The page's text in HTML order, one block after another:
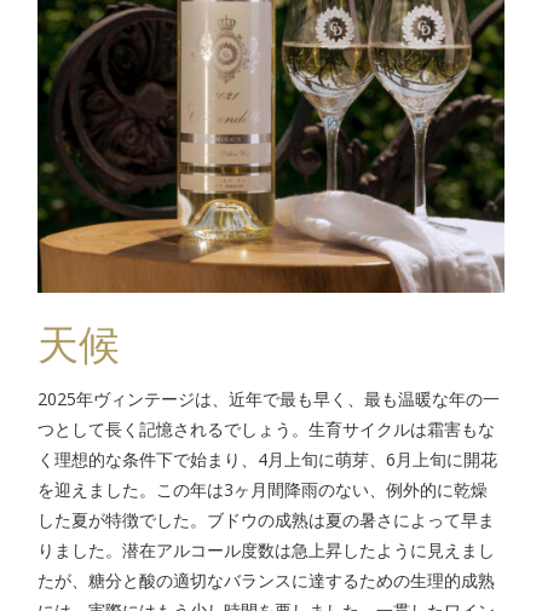
天候
2025年ヴィンテージは、近年で最も早く、最も温暖な年の一
つとして長く記憶されるでしょう。生育サイクルは霜害もな
く理想的な条件下で始まり、4月上旬に萌芽、6月上旬に開花
を迎えました。この年は3ヶ月間降雨のない、例外的に乾燥
した夏が特徴でした。ブドウの成熟は夏の暑さによって早ま
りました。潜在アルコール度数は急上昇したように見えまし
たが、糖分と酸の適切なバランスに達するための生理的成熟